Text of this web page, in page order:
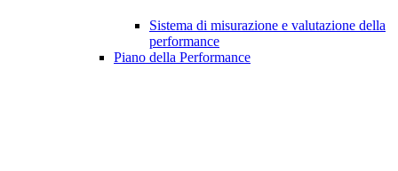
Sistema di misurazione e valutazione della
performance
Piano della Performance